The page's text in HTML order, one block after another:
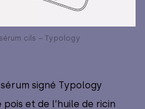
cils – Typology
signé Typology
et de l’huile de ricin